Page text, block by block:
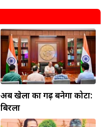
अब खेलों का गढ़ बनेगा कोटा:
बिरला